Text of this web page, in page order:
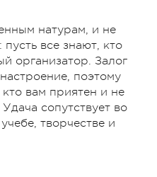
натурам, и не
все знают, кто
организатор. Залог
поэтому
вам приятен и не
сопутствует во
творчестве и